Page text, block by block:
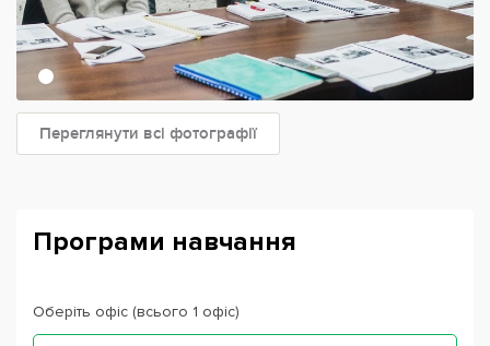
Переглянути всі фотографії
Програми навчання
Оберіть офіс (всього 1 офіс)